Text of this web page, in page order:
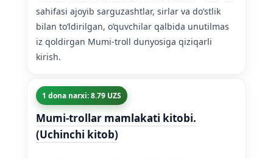
sahifasi ajoyib sarguzashtlar, sirlar va do’stlik
bilan to’ldirilgan, o’quvchilar qalbida unutilmas
iz qoldirgan Mumi-troll dunyosiga qiziqarli
kirish.
1 dona narxi: 8.79 UZS
Mumi-trollar mamlakati kitobi.
(Uchinchi kitob)